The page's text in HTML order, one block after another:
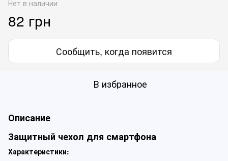
Нет в наличии
82 грн
Сообщить, когда появится
В избранное
Описание
Защитный чехол для смартфона
Характеристики: